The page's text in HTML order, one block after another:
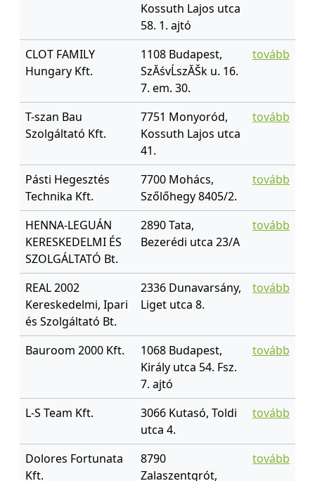
Kossuth Lajos utca
58. 1. ajtó
CLOT FAMILY
Hungary Kft.
1108 Budapest,
SzĂśvĹszĂŠk u. 16.
7. em. 30.
tovább
T-szan Bau
Szolgáltató Kft.
7751 Monyoród,
Kossuth Lajos utca
41.
tovább
Pásti Hegesztés
Technika Kft.
7700 Mohács,
Szőlőhegy 8405/2.
tovább
HENNA-LEGUÁN
KERESKEDELMI ÉS
SZOLGÁLTATÓ Bt.
2890 Tata,
Bezerédi utca 23/A
tovább
REAL 2002
Kereskedelmi, Ipari
és Szolgáltató Bt.
2336 Dunavarsány,
Liget utca 8.
tovább
Bauroom 2000 Kft.
1068 Budapest,
Király utca 54. Fsz.
7. ajtó
tovább
L-S Team Kft.
3066 Kutasó, Toldi
utca 4.
tovább
Dolores Fortunata
Kft.
8790
Zalaszentgrót,
tovább